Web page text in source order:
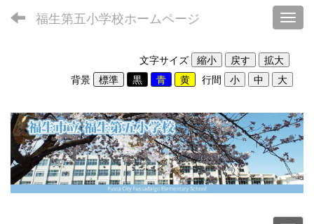
福生第五小学校ホームページ
文字サイズ
背景
行間